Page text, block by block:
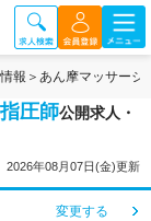
報 あん摩マッサージ
圧師公開求人・
2026年08月07日(金)更新
変更する